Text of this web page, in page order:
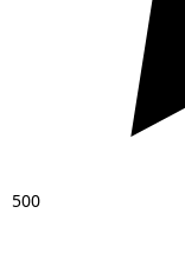
500